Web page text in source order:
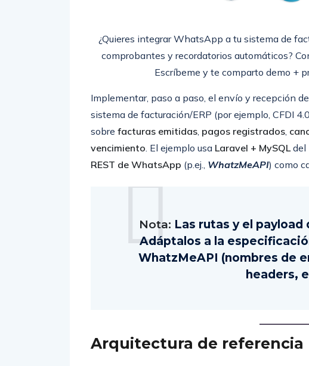
¿Quieres integrar WhatsApp a tu sistema de
comprobantes y recordatorios automáticos?
Escríbeme y te comparto demo +
Implementar, paso a paso, el envío y recepción
sistema de facturación/ERP (por ejemplo, CFDI
sobre facturas emitidas, pagos registrados,
vencimiento. El ejemplo usa Laravel + MySQLdel
REST de WhatsApp (p.ej., WhatzMeAPI) como
Nota: Las rutas y el payload
Adáptalos a la
WhatzMeAPI (nombres de
headers,
Arquitectura de referencia